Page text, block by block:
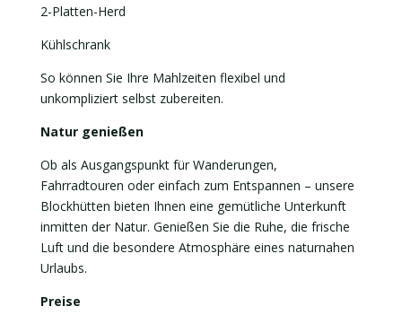
2-Platten-Herd
Kühlschrank
So können Sie Ihre Mahlzeiten flexibel und
unkompliziert selbst zubereiten.
Natur genießen
Ob als Ausgangspunkt für Wanderungen,
Fahrradtouren oder einfach zum Entspannen – unsere
Blockhütten bieten Ihnen eine gemütliche Unterkunft
inmitten der Natur. Genießen Sie die Ruhe, die frische
Luft und die besondere Atmosphäre eines naturnahen
Urlaubs.
Preise